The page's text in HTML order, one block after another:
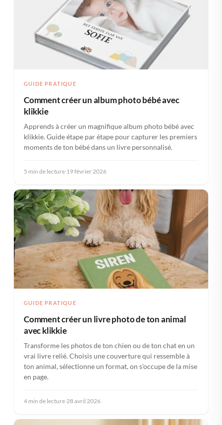
GUIDE PRATIQUE
Apprends à créer un magnifique album photo bébé avec
klikkie. Guide étape par étape pour capturer les premiers
moments de ton bébé dans un livre personnalisé.
5 min de lecture·19 février 2026
Comment créer un album photo bébé avec
klikkie
GUIDE PRATIQUE
Transforme les photos de ton chien ou de ton chat en un
vrai livre relié. Choisis une couverture qui ressemble à
ton animal, sélectionne un format, on s'occupe de la mise
en page.
4 min de lecture·28 avril 2026
Comment créer un livre photo de ton animal
avec klikkie